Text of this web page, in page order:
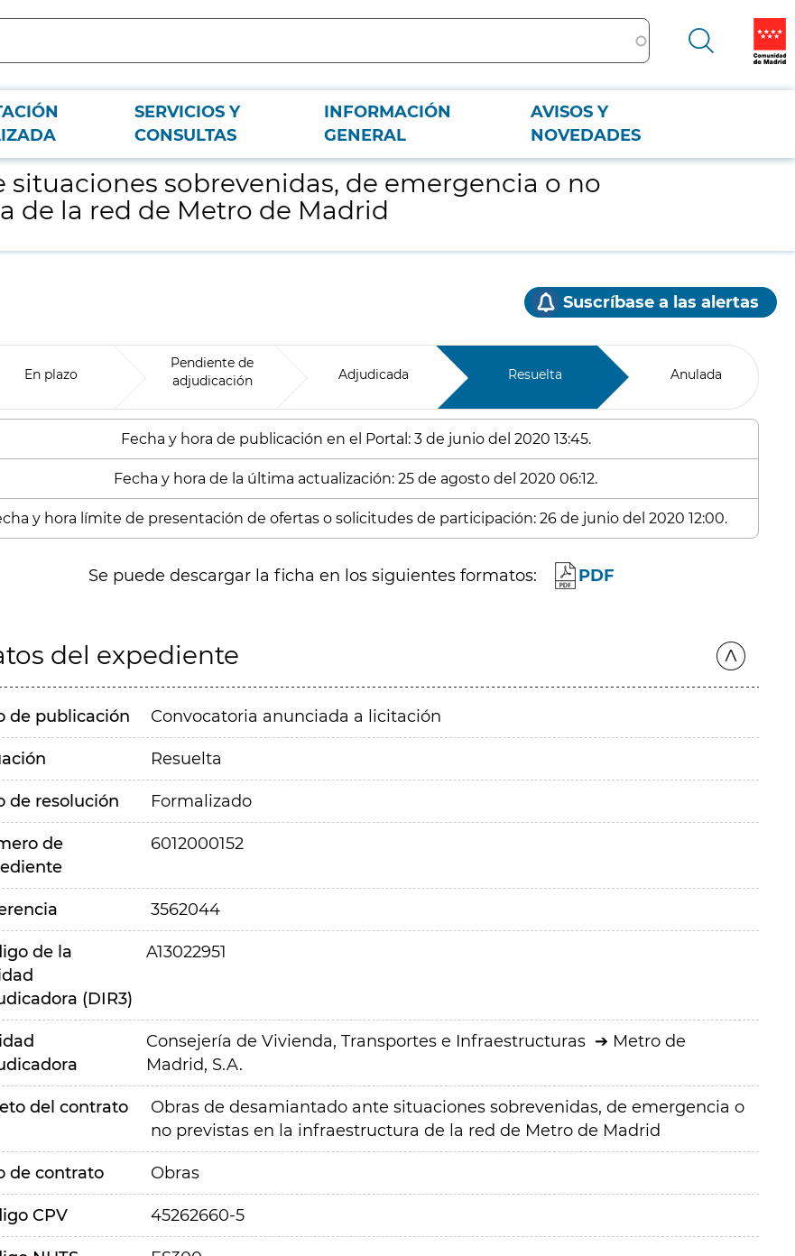
SERVICIOS Y
CONSULTAS
INFORMACIÓN
GENERAL
AVISOS Y
NOVEDADES
o no previstas en la infraestructura de la red de Metro de Madrid
sobrevenidas, de emergencia o no
de la red de Metro de Madrid
Suscríbase a las alertas
En plazo
Pendiente de
adjudicación
Adjudicada Resuelta Anulada
Fecha y hora de publicación en el Portal: 3 de junio del 2020 13:45.
Fecha y hora de la última actualización: 25 de agosto del 2020 06:12.
y hora límite de presentación de ofertas o solicitudes de participación: 26 de junio del 2020 12:00.
Se puede descargar la ficha en los siguientes formatos: PDF
del expediente
de publicación Convocatoria anunciada a licitación
Resuelta
de resolución Formalizado
de
6012000152
3562044
de la
(DIR3)
A13022951
Consejería de Vivienda, Transportes e Infraestructuras
Metro de
Madrid, S.A.
del contrato
Obras de desamiantado ante situaciones sobrevenidas, de emergencia o
no previstas en la infraestructura de la red de Metro de Madrid
de contrato Obras
CPV 45262660-5